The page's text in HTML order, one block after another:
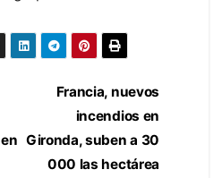
Francia, nuevos
incendios en
Gironda, suben a 30
000 las hectárea